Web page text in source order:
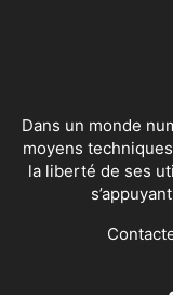
Dans un monde
moyens
la liberté de ses